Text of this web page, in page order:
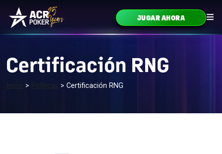
Ir al contenido
Navegación principalJUGAR AHORA
Certificación RNG
> > Certificación RNG